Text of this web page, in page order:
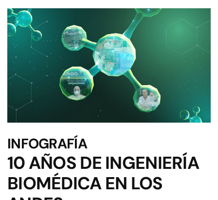
INFOGRAFÍA
10 AÑOS DE INGENIERÍA
BIOMÉDICA EN LOS